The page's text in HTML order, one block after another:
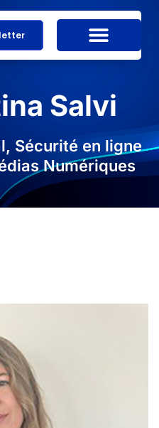
Salvi
Sécurité en ligne
Numériques